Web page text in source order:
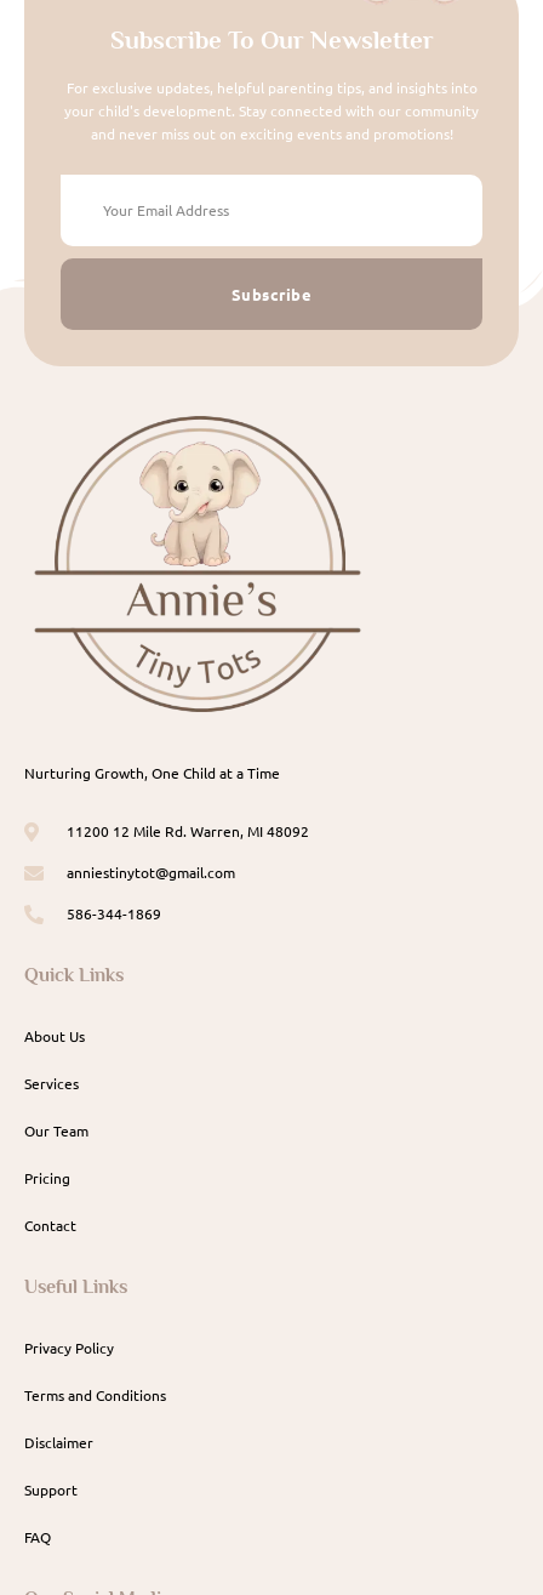
Subscribe To Our Newsletter
For exclusive updates, helpful parenting tips, and insights into
your child's development. Stay connected with our community
and never miss out on exciting events and promotions!
Subscribe
Nurturing Growth, One Child at a Time
11200 12 Mile Rd. Warren, MI 48092
anniestinytot@gmail.com
586-344-1869
Quick Links
About Us
Services
Our Team
Pricing
Contact
Useful Links
Privacy Policy
Terms and Conditions
Disclaimer
Support
FAQ